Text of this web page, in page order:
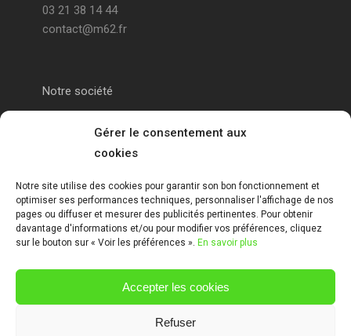
Gérer le consentement aux
cookies
Notre site utilise des cookies pour garantir son bon fonctionnement et
optimiser ses performances techniques, personnaliser l'affichage de nos
pages ou diffuser et mesurer des publicités pertinentes. Pour obtenir
davantage d'informations et/ou pour modifier vos préférences, cliquez
sur le bouton sur « Voir les préférences ». En savoir plus
Accepter les cookies
Refuser
03 21 38 14 44
contact@m62.fr
Notre société
Portail alu Saint-Omer
Clôture 62
Garde-corps pas de calais
Mentions Légales